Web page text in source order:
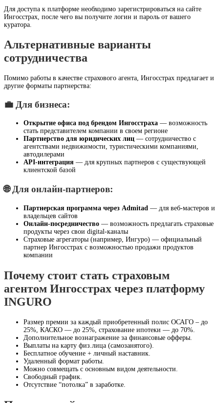
Для доступа к платформе необходимо зарегистрироваться на сайте
Ингосстрах, после чего вы получите логин и пароль от вашего
куратора.
Альтернативные варианты
сотрудничества
Помимо работы в качестве страхового агента, Ингосстрах предлагает и
другие форматы партнерства:
💼 Для бизнеса:
Открытие офиса под брендом Ингосстраха — возможность
стать представителем компании в своем регионе
Партнерство для юридических лиц — сотрудничество с
агентствами недвижимости, туристическими компаниями,
автодилерами
API-интеграция — для крупных партнеров с существующей
клиентской базой
🌐 Для онлайн-партнеров:
Партнерская программа через Admitad — для веб-мастеров и
владельцев сайтов
Онлайн-посредничество — возможность предлагать страховые
продукты через свои digital-каналы
Страховые агрегаторы (например, Ингуро) — официальный
партнер Ингосстрах с возможностью продажи продуктов
компании
Почему стоит стать страховым
агентом Ингосстрах через платформу
INGURO
Размер премии за каждый приобретенный полис ОСАГО – до
25%, КАСКО — до 25%, страхование ипотеки — до 70%.
Дополнительное вознагражение за финансовые офферы.
Выплаты на карту физ.лица (самозанятого).
Бесплатное обучение + личный наставник.
Удаленный формат работы.
Можно совмещать с основным видом деятельности.
Свободный график.
Отсутствие “потолка” в заработке.